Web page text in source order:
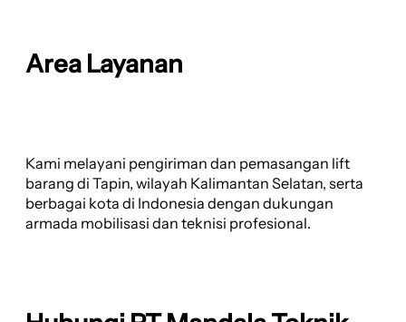
Area Layanan
Kami melayani pengiriman dan pemasangan lift
barang di Tapin, wilayah Kalimantan Selatan, serta
berbagai kota di Indonesia dengan dukungan
armada mobilisasi dan teknisi profesional.